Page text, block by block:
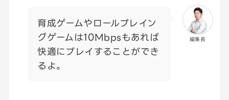
編集長
育成ゲームやロールプレイン
グゲームは10Mbpsもあれば
快適にプレイすることができ
るよ。